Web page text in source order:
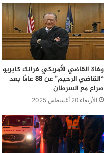
وفاة القاضي الأمريكي فرانك كابريو
“القاضي الرحيم” عن 88 عامًا بعد
صراع مع السرطان
الأربعاء 20 أغسطس 2025